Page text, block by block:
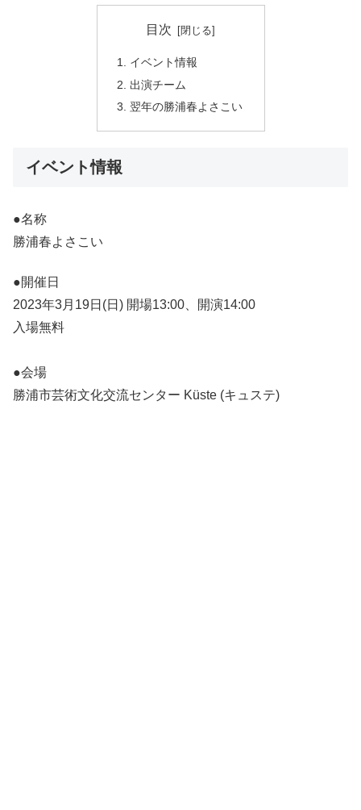
目次
イベント情報
出演チーム
翌年の勝浦春よさこい
イベント情報
●名称
勝浦春よさこい
●開催日
2023年3月19日(日) 開場13:00、開演14:00
入場無料
●会場
勝浦市芸術文化交流センター Küste (キュステ)